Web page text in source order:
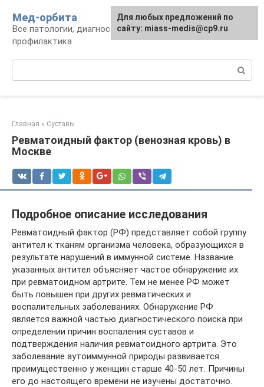
контенту
Мед-орбита
Все патологии, диагностика, лечение,
профилактика
Главная » Суставы
Ревматоидный фактор (венозная кровь) в
Москве
Подробное описание исследования
Ревматоидный фактор (РФ) представляет собой группу
антител к тканям организма человека, образующихся в
результате нарушений в иммунной системе. Название
указанных антител объясняет частое обнаружение их
при ревматоидном артрите. Тем не менее РФ может
быть повышен при других ревматических и
воспалительных заболеваниях. Обнаружение РФ
является важной частью диагностического поиска при
определении причин воспаления суставов и
подтверждения наличия ревматоидного артрита. Это
заболевание аутоиммунной природы развивается
преимущественно у женщин старше 40-50 лет. Причины
его до настоящего времени не изучены достаточно.
Для любых предложений по
сайту: miass-medis@cp9.ru